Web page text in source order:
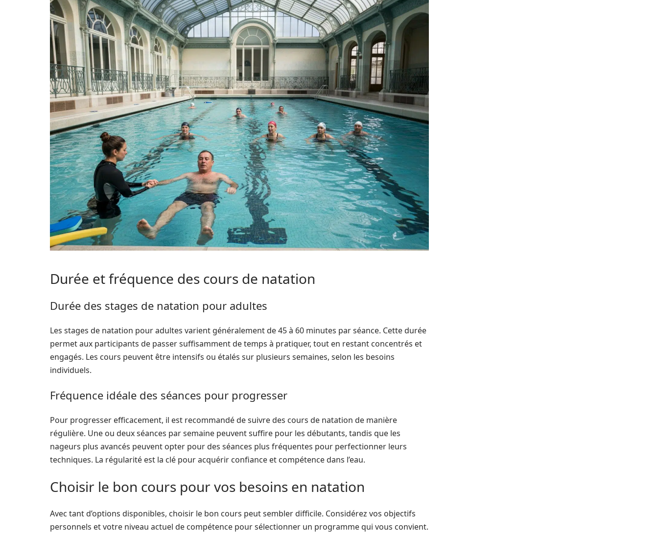
Durée et fréquence des cours de natation
Durée des stages de natation pour adultes
Les stages de natation pour adultes varient généralement de 45 à 60 minutes par séance. Cette durée
permet aux participants de passer suffisamment de temps à pratiquer, tout en restant concentrés et
engagés. Les cours peuvent être intensifs ou étalés sur plusieurs semaines, selon les besoins
individuels.
Fréquence idéale des séances pour progresser
Pour progresser efficacement, il est recommandé de suivre des cours de natation de manière
régulière. Une ou deux séances par semaine peuvent suffire pour les débutants, tandis que les
nageurs plus avancés peuvent opter pour des séances plus fréquentes pour perfectionner leurs
techniques. La régularité est la clé pour acquérir confiance et compétence dans l’eau.
Choisir le bon cours pour vos besoins en natation
Avec tant d’options disponibles, choisir le bon cours peut sembler difficile. Considérez vos objectifs
personnels et votre niveau actuel de compétence pour sélectionner un programme qui vous convient.